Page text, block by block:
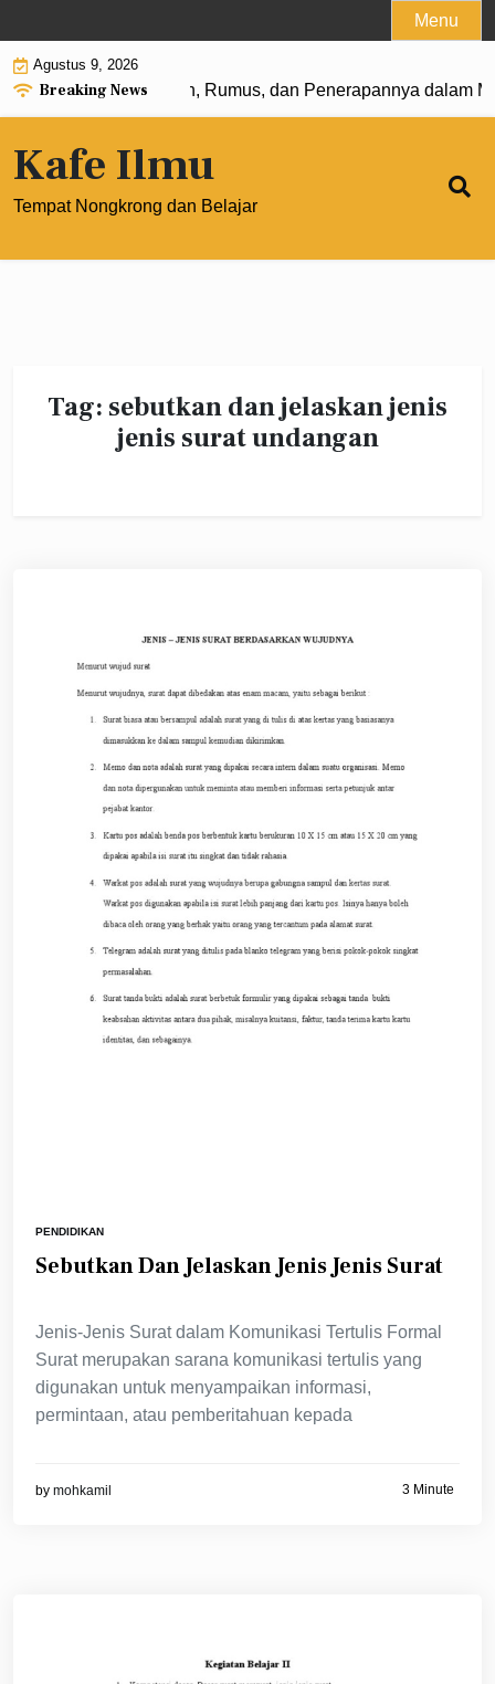
to
content
Menu
Agustus 9, 2026
Breaking News
0: Pengertian, Rumus, dan Penerapannya dalam
Kafe Ilmu
Tempat Nongkrong dan Belajar
Tag: sebutkan dan jelaskan jenis
jenis surat undangan
PENDIDIKAN
Sebutkan Dan Jelaskan Jenis Jenis Surat
Jenis-Jenis Surat dalam Komunikasi Tertulis Formal
Surat merupakan sarana komunikasi tertulis yang
digunakan untuk menyampaikan informasi,
permintaan, atau pemberitahuan kepada
by mohkamil 3 Minute